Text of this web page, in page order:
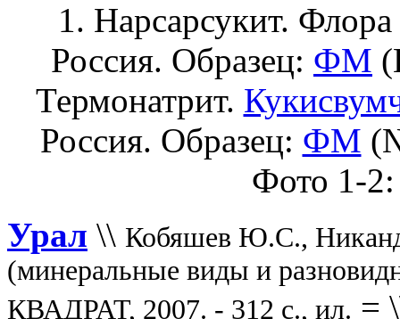
1. Нарсарсукит.
Россия. Образец: ФМ
Термонатрит.
Россия. Образец: ФМ
Фото 1-
Урал \\ Кобяшев Ю.С.,
(минеральные виды и
КВАДРАТ, 2007. - 312 с., ил. =